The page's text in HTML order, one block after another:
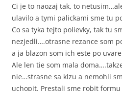
Ci je to naozaj tak, to
ulavilo a tymi palickami sme tu
Co sa tyka tejto polievky, tak tu
nezjedli….otrasne rezance som
a ja blazon som ich este po
Ale len tie som mala
nie…strasne sa klzu a nemohli
uchopit. Prestali sme robit